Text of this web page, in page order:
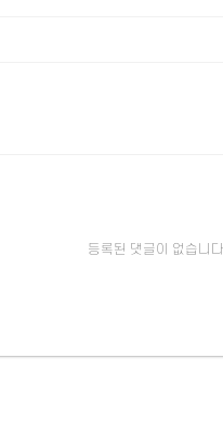
등록된 댓글이 없습니